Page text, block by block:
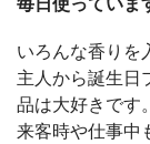
いろんな香りを
主人から誕生日
品は大好きです。
来客時や仕事中